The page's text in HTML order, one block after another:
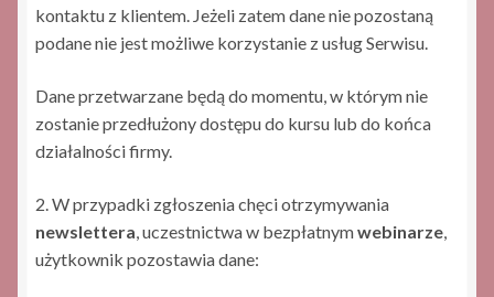
kontaktu z klientem. Jeżeli zatem dane nie pozostaną
podane nie jest możliwe korzystanie z usług Serwisu.
Dane przetwarzane będą do momentu, w którym nie
zostanie przedłużony dostępu do kursu lub do końca
działalności firmy.
2. W przypadki zgłoszenia chęci otrzymywania
newslettera , uczestnictwa w bezpłatnymwebinarze
użytkownik pozostawia dane: